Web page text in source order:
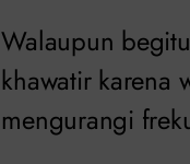
Walaupun
khawatir karena
mengurangi